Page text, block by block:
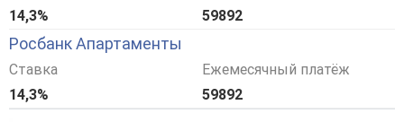
14,3% 59892
Росбанк Апартаменты
Ставка
14,3%
Ежемесячный платёж
59892